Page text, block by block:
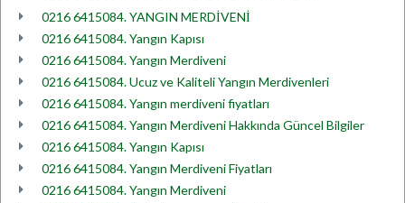
0216 6415084. YANGIN MERDİVENİ
0216 6415084. Yangın Kapısı
0216 6415084. Yangın Merdiveni
0216 6415084. Ucuz ve Kaliteli Yangın Merdivenleri
0216 6415084. Yangın merdiveni fiyatları
0216 6415084. Yangın Merdiveni Hakkında Güncel Bilgiler
0216 6415084. Yangın Kapısı
0216 6415084. Yangın Merdiveni Fiyatları
0216 6415084. Yangın Merdiveni